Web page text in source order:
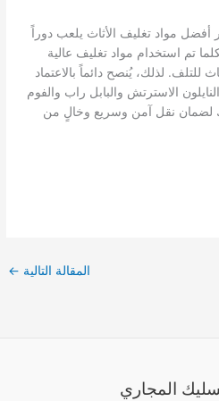
أفضل مواد تغليف الأثاث يلعب دوراً
تم استخدام مواد تغليف عالية
للتلف. لذلك، يُنصح دائماً بالاعتماد
الاسترتش والبابل راب والفوم
لضمان نقل آمن وسريع وخالٍ من
المقالة التالية ←
المجاري